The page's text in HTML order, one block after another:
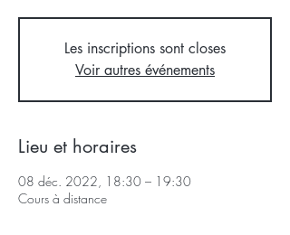
Les inscriptions sont closes
Voir autres événements
Lieu et horaires
08 déc. 2022, 18:30 – 19:30
Cours à distance